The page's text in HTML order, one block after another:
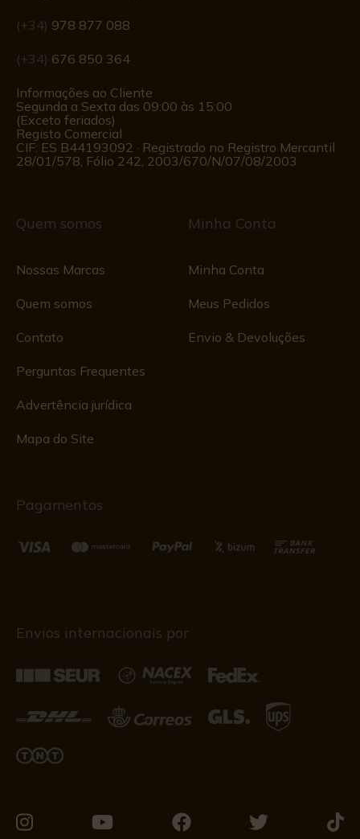
(+34) 978 877 088
(+34) 676 850 364
Informações ao Cliente
Segunda a Sexta das 09:00 às 15:00
(Exceto feriados)
Registo Comercial
CIF: ES B44193092 · Registrado no Registro Mercantil
28/01/578, Fólio 242, 2003/670/N/07/08/2003
Quem somos
Nossas Marcas
Quem somos
Contato
Perguntas Frequentes
Advertência jurídica
Mapa do Site
Minha Conta
Minha Conta
Meus Pedidos
Envio & Devoluções
Pagamentos
Envios internacionais por